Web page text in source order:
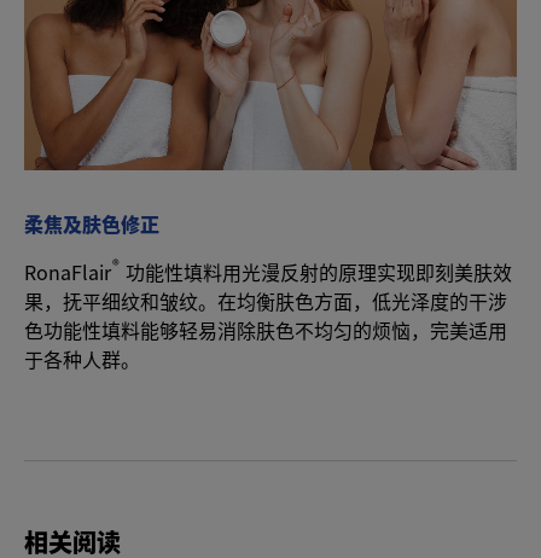
柔焦及肤色修正
RonaFlair® 功能性填料用光漫反射的原理实现即刻美肤效
果，抚平细纹和皱纹。在均衡肤色方面，低光泽度的干涉
色功能性填料能够轻易消除肤色不均匀的烦恼，完美适用
于各种人群。
相关阅读